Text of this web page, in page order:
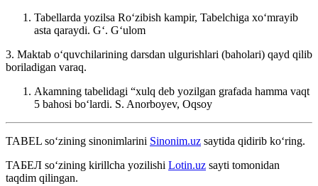
Tabellarda yozilsa Roʻzibish kampir, Tabelchiga xoʻmrayib
asta qaraydi. Gʻ. Gʻulom
3. Maktab oʻquvchilarining darsdan ulgurishlari (baholari) qayd qilib
boriladigan varaq.
Akamning tabelidagi “xulq deb yozilgan grafada hamma vaqt
5 bahosi boʻlardi. S. Anorboyev, Oqsoy
TABEL so‘zining sinonimlarini Sinonim.uz saytida qidirib ko‘ring.
ТАБЕЛ so‘zining kirillcha yozilishi Lotin.uz sayti tomonidan
taqdim qilingan.